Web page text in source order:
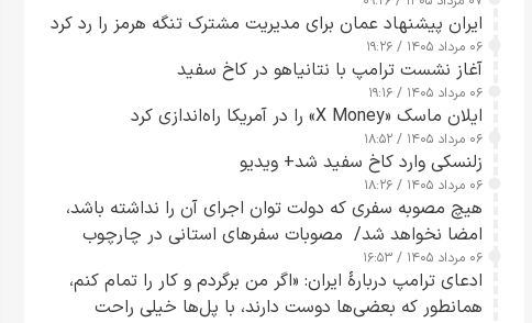
ایران پیشنهاد عمان برای مدیریت مشترک تنگه هرمز را رد کرد
۰۶ مرداد ۱۴۰۵ / ۱۹:۲۶
آغاز نشست ترامپ با نتانیاهو در کاخ سفید
۰۶ مرداد ۱۴۰۵ / ۱۹:۱۶
ایلان ماسک «X Money» را در آمریکا راه‌اندازی کرد
۰۶ مرداد ۱۴۰۵ / ۱۸:۵۲
زلنسکی وارد کاخ سفید شد+ ویدیو
۰۶ مرداد ۱۴۰۵ / ۱۸:۲۶
هیچ مصوبه سفری که دولت توان اجرای آن را نداشته باشد،
امضا نخواهد شد/ مصوبات سفرهای استانی در چارچوب
قانون بودجه است+ عکس
۰۶ مرداد ۱۴۰۵ / ۱۶:۵۳
ادعای ترامپ دربارهٔ ایران: «اگر من برگردم و کار را تمام کنم،
همانطور که بعضی‌ها دوست دارند، با پل‌ها خیلی راحت